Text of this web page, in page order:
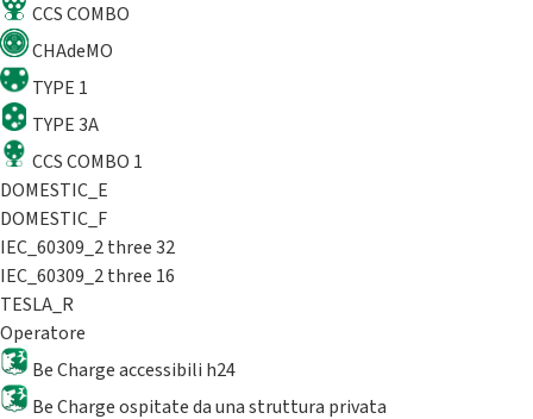
CCS COMBO
CHAdeMO
TYPE 1
TYPE 3A
CCS COMBO 1
DOMESTIC_E
DOMESTIC_F
IEC_60309_2 three 32
IEC_60309_2 three 16
TESLA_R
Operatore
Be Charge accessibili h24
Be Charge ospitate da una struttura privata